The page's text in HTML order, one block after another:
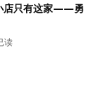
店只有这家——勇
读